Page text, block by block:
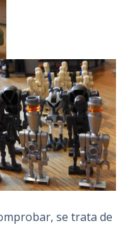
se trata de